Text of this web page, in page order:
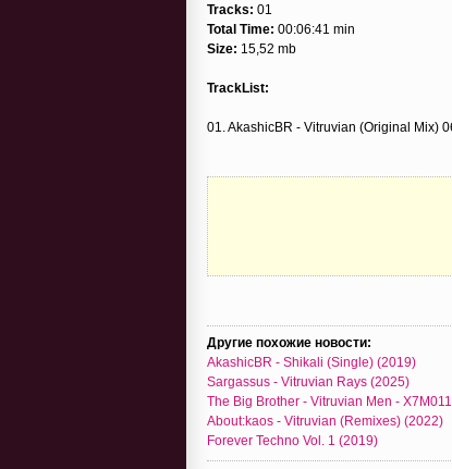
Tracks: 01
Total Time: 00:06:41 min
Size: 15,52 mb
TrackList:
01. AkashicBR - Vitruvian (Original Mix)
Другие похожие новости:
AkashicBR - Shikali (Single) (2019)
Sargassus - Vitruvian Rays (2025)
The Big Brother - Vitruvian Men - X7M011
About:kaos - Vitruvian (Remixes) (2022)
Forever Techno Vol. 1 (2019)